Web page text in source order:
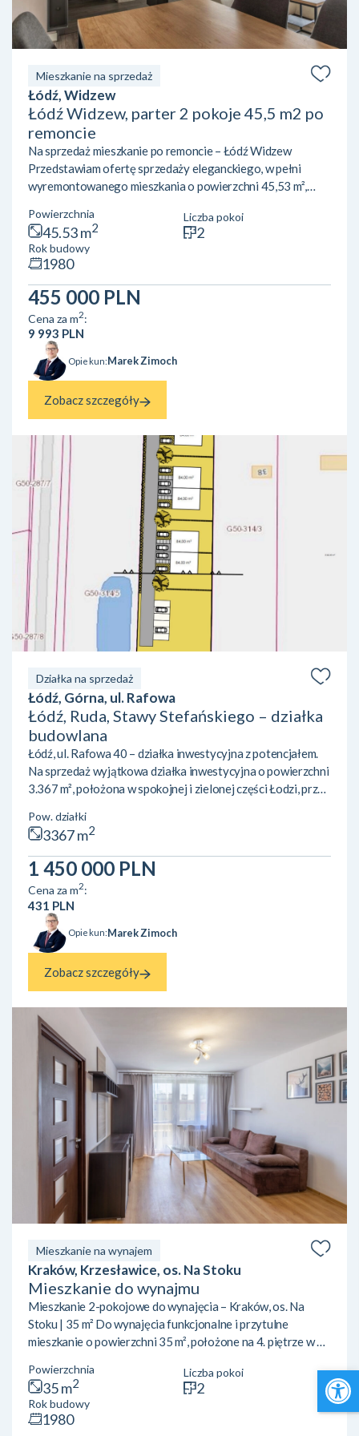
Mieszkanie na sprzedaż
Łódź, Widzew
Łódź Widzew, parter 2 pokoje 45,5 m2 po
remoncie
Na sprzedaż mieszkanie po remoncie – Łódź Widzew
Przedstawiam ofertę sprzedaży eleganckiego, w pełni
wyremontowanego mieszkania o powierzchni 45,53 m²,
znajduje się na parterze 4-piętrowego bloku i jest gotowy
do wprowadzenia bez dodatkowych nakładów finansowych.
Mieszkanie zachwyca nowoczesnym układem – składa się z
przestronnego salonu z aneksem kuchennym, idealnego do
wspólnego spędzania czasu, oraz osobnej sypialni, która
zap...
Powierzchnia
45.53 m2
Liczba pokoi
2
Rok budowy
1980
455 000 PLN
Cena za m2:
9 993 PLN
Opiekun:Marek Zimoch
Zobacz szczegóły
Działka na sprzedaż
Łódź, Górna, ul. Rafowa
Łódź, Ruda, Stawy Stefańskiego – działka
budowlana
Łódź, ul. Rafowa 40 – działka inwestycyjna z potencjałem.
Na sprzedaż wyjątkowa działka inwestycyjna o powierzchni
3.367 m², położona w spokojnej i zielonej części Łodzi, przy
Nieruchomość objęta jest miejscowym planem
zagospodarowania przestrzennego, który przewiduje
zabudowę jednorodzinną (kat. 17MN) Plan dopuszcza
realizację zabudowy o wskaźniku intensywności od 0,15 do
0,4 oraz maksymalnej wysokości 11 metrów, czyli do dwóch
kondygnacji ...
Pow. działki
3367 m2
1 450 000 PLN
Cena za m2:
431 PLN
Opiekun:Marek Zimoch
Zobacz szczegóły
Mieszkanie na wynajem
Kraków, Krzesławice, os. Na Stoku
Mieszkanie do wynajmu
Mieszkanie 2-pokojowe do wynajęcia – Kraków, os. Na
Stoku | 35 m² Do wynajęcia funkcjonalne i przytulne
mieszkanie o powierzchni 35 m², położone na 4. piętrze w 4-
nie posiada windy. Lokal składa się z:dwóch niezależnych
pokoi,kuchni,łazienki,przedpokoju. Mieszkanie doskonale
sprawdzi się dla singla, pary lub dwóch osób pracujących
czy studiujących. Lokalizacja:Osiedle Na Stoku to spokojna,
Powierzchnia
35 m2
Liczba pokoi
2
Rok budowy
1980